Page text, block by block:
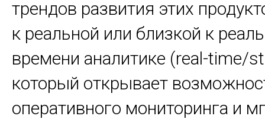
трендов развития этих
к реальной или близкой к
времени аналитике (real-time/
который открывает
оперативного мониторинга и